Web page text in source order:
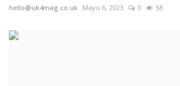
hello@uk4mag.co.uk Mayıs 6, 2023 0 58